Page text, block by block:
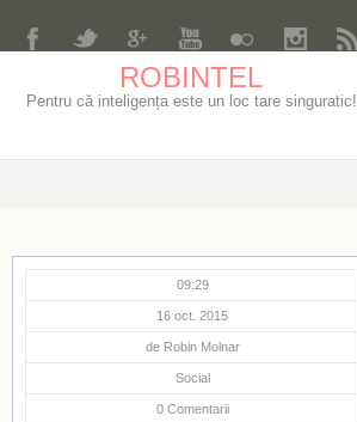
ROBINTEL
Pentru că inteligența este un loc tare singuratic!
09:29
16 oct. 2015
de Robin Molnar
Social
0 Comentarii